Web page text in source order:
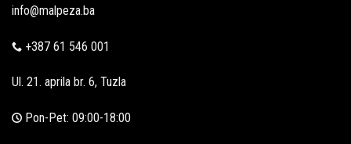
info@malpeza.ba
+387 61 546 001
Ul. 21. aprila br. 6, Tuzla
Pon-Pet: 09:00-18:00